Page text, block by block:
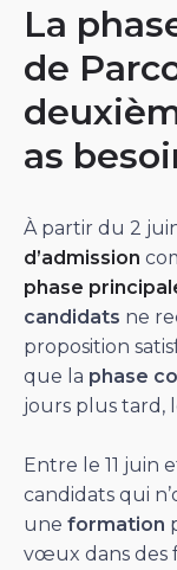
La
de
as
À partir du 2
d’admission
phase
candidats ne
proposition
que la phase
jours plus tard,
Entre le 11 juin
candidats qui
une formation
vœux dans des